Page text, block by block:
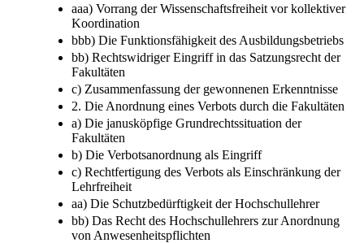
aaa) Vorrang der Wissenschaftsfreiheit vor kollektiver
Koordination
bbb) Die Funktionsfähigkeit des Ausbildungsbetriebs
bb) Rechtswidriger Eingriff in das Satzungsrecht der
Fakultäten
c) Zusammenfassung der gewonnenen Erkenntnisse
2. Die Anordnung eines Verbots durch die Fakultäten
a) Die janusköpfige Grundrechtssituation der
Fakultäten
b) Die Verbotsanordnung als Eingriff
c) Rechtfertigung des Verbots als Einschränkung der
Lehrfreiheit
aa) Die Schutzbedürftigkeit der Hochschullehrer
bb) Das Recht des Hochschullehrers zur Anordnung
von Anwesenheitspflichten